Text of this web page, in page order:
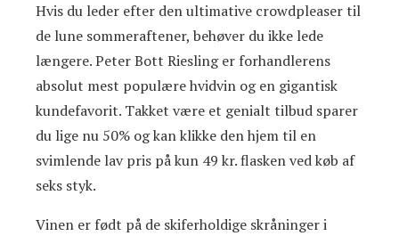
Hvis du leder efter den ultimative crowdpleaser til
de lune sommeraftener, behøver du ikke lede
længere. Peter Bott Riesling er forhandlerens
absolut mest populære hvidvin og en gigantisk
kundefavorit. Takket være et genialt tilbud sparer
du lige nu 50% og kan klikke den hjem til en
svimlende lav pris på kun 49 kr. flasken ved køb af
seks styk.
Vinen er født på de skiferholdige skråninger i